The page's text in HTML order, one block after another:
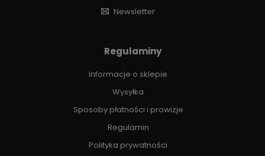
Newsletter
Regulaminy
Informacje o sklepie
Wysyłka
Sposoby płatności i prowizje
Regulamin
Polityka prywatności